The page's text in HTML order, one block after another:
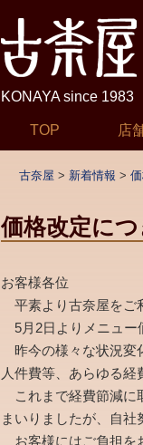
KONAYA since 1983
メインメニュー
テ
ツ
へ
動
TOP 店
古奈屋 > 新着情報 >
価格改定に
お客様各位
平素より古奈屋をご
5月2日よりメニュー
昨今の様々な状況変
人件費等、あらゆる経
これまで経費節減に
まいりましたが、自社
お客様にはご負担を